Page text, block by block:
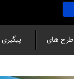
طرح های
پیگیری